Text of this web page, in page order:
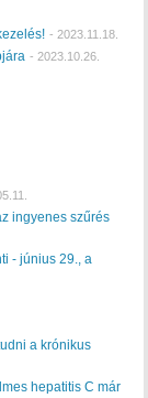
- 2023.11.18.
- 2023.10.26.
ingyenes szűrés
- június 29., a
a krónikus
hepatitis C már